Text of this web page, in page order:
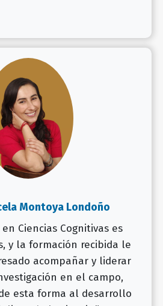
Montoya Londoño
Ciencias Cognitivas es
y la formación recibida le
acompañar y liderar
en el campo,
esta forma al desarrollo